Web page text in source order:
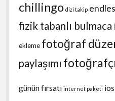
chillingo dizi takip
fizik tabanlı bulmaca
ekleme fotoğraf
paylaşımı
günün fırsatı internet paketi